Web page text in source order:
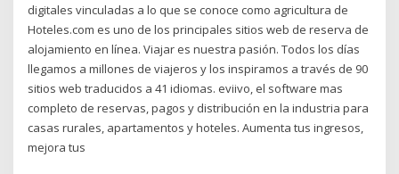
digitales vinculadas a lo que se conoce como agricultura de
Hoteles.com es uno de los principales sitios web de reserva de
alojamiento en línea. Viajar es nuestra pasión. Todos los días
llegamos a millones de viajeros y los inspiramos a través de 90
sitios web traducidos a 41 idiomas. eviivo, el software mas
completo de reservas, pagos y distribución en la industria para
casas rurales, apartamentos y hoteles. Aumenta tus ingresos,
mejora tus